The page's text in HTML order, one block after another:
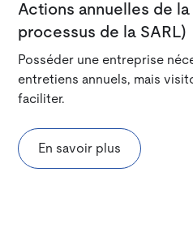
Actions annuelles de la
processus de la SARL)
Posséder une entreprise
entretiens annuels, mais
faciliter.
En savoir plus